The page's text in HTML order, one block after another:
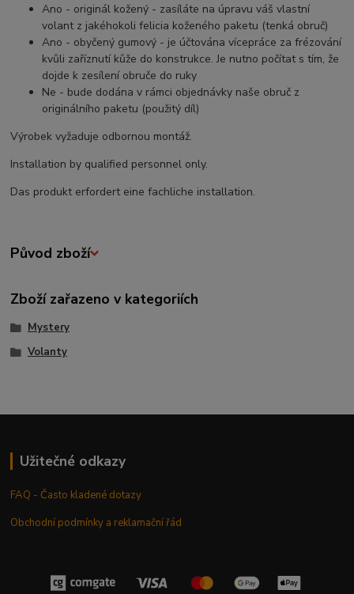
Ano - originál kožený - zasíláte na úpravu váš vlastní
volant z jakéhokoli felicia koženého paketu (tenká obruč)
Ano - obyčený gumový - je účtována vícepráce za frézování
kvůli zaříznutí kůže do konstrukce. Je nutno počítat s tím, že
dojde k zesílení obruče do ruky
Ne - bude dodána v rámci objednávky naše obruč z
originálního paketu (použitý díl)
Výrobek vyžaduje odbornou montáž.
Installation by qualified personnel only.
Das produkt erfordert eine fachliche installation.
Původ zboží
Zboží zařazeno v kategoriích
Mystery
Volanty
Užitečné odkazy
FAQ - Často kladené dotazy
Obchodní podmínky a reklamační řád